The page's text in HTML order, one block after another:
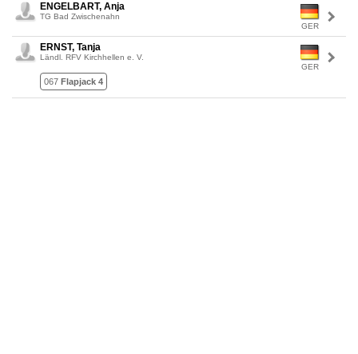
GER
ENGELBART, Anja
TG Bad Zwischenahn
GER
ERNST, Tanja
Ländl. RFV Kirchhellen e. V.
067 Flapjack 4